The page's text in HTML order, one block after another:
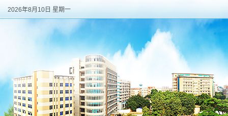
2026年8月10日 星期一